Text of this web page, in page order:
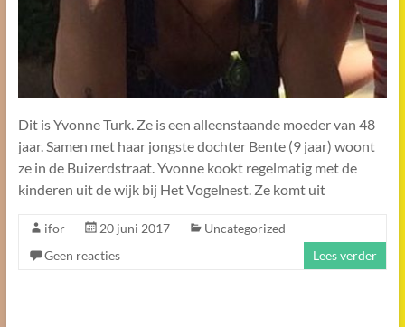
Dit is Yvonne Turk. Ze is een alleenstaande moeder van 48
jaar. Samen met haar jongste dochter Bente (9 jaar) woont
ze in de Buizerdstraat. Yvonne kookt regelmatig met de
kinderen uit de wijk bij Het Vogelnest. Ze komt uit
ifor 20 juni 2017
Uncategorized
Geen reacties
Lees verder